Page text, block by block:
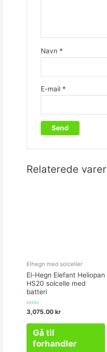
Navn *
E-mail *
Relaterede varer
Elhegn med solceller
El-Hegn Elefant Heliopan
HS20 solcelle med
batteri
Vurderet
3,075.00 kr
Gå til
forhandler